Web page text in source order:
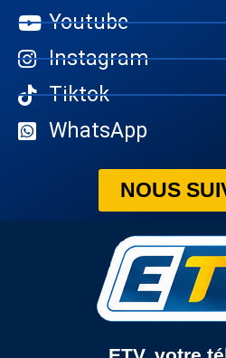
Youtube
Instagram
Tiktok
WhatsApp
NOUS